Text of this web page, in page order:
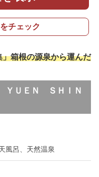
チェック
箱根の源泉から運んだ
ＹＵＥＮ ＳＨＩＮ
風呂、天然温泉